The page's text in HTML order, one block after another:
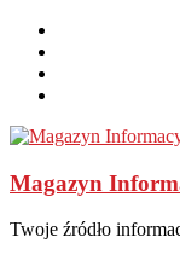
Magazyn
Twoje źródło